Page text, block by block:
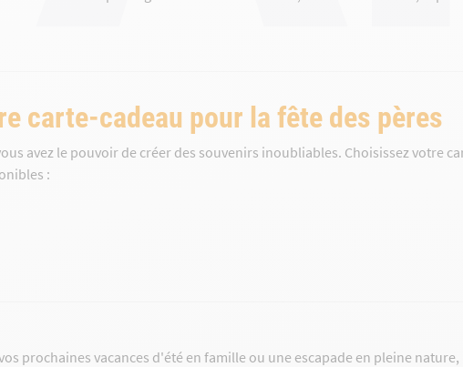
carte-cadeau pour la fête des pères
avez le pouvoir de créer des souvenirs inoubliables. Choisissez votre
:
prochaines vacances d'été en famille ou une escapade en pleine nature,